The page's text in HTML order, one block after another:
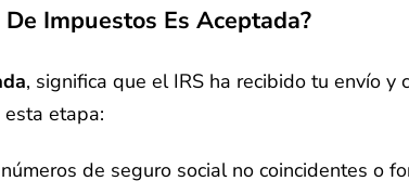
Impuestos Es Aceptada?
, significa que el IRS ha recibido tu envío
etapa:
de seguro social no coincidentes o